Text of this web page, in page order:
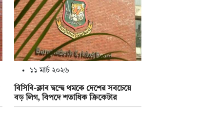
১১ মার্চ ২০২৬
বিসিবি-ক্লাব দ্বন্দ্বে থমকে দেশের সবচেয়ে
বড় লিগ, বিপদে শতাধিক ক্রিকেটার